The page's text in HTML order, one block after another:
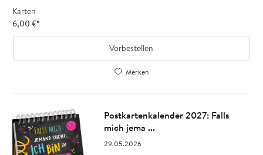
Karten
6,00 €*
Vorbestellen
Merken
Postkartenkalender 2027: Falls
mich jema ...
29.05.2026